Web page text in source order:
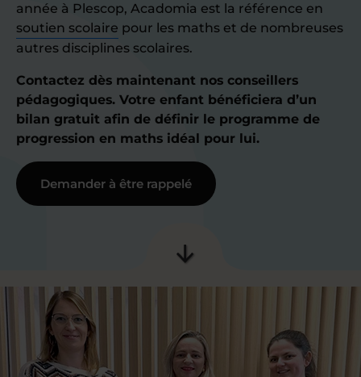
année à Plescop, Acadomia est la référence en
soutien scolaire pour les maths et de nombreuses
autres disciplines scolaires.
Contactez dès maintenant nos conseillers
pédagogiques. Votre enfant bénéficiera d’un
bilan gratuit afin de définir le programme de
progression en maths idéal pour lui.
Demander à être rappelé